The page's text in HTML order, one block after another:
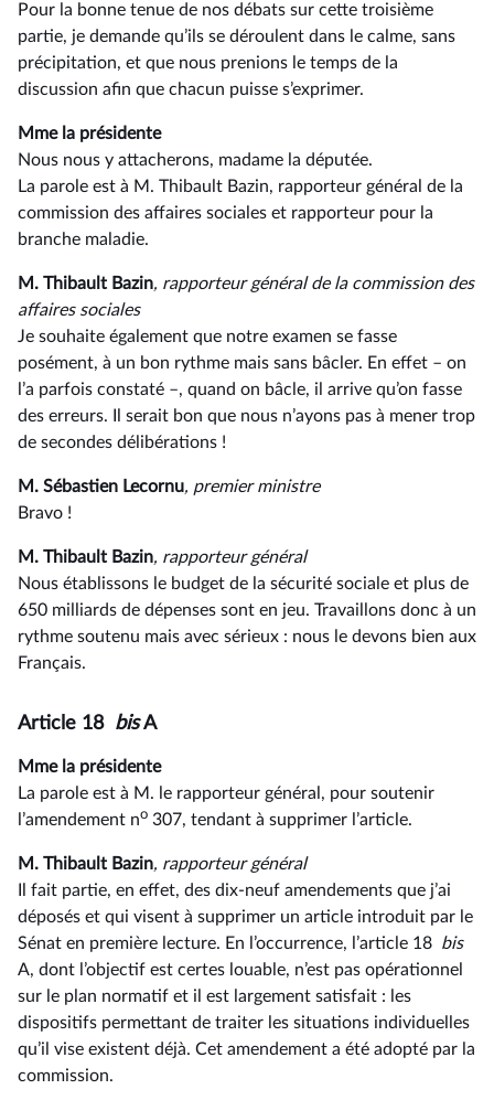
Pour la bonne tenue de nos débats sur cette troisième
partie, je demande qu’ils se déroulent dans le calme, sans
précipitation, et que nous prenions le temps de la
discussion afin que chacun puisse s’exprimer.
Mme la présidente
Nous nous y attacherons, madame la députée.
La parole est à M. Thibault Bazin, rapporteur général de la
commission des affaires sociales et rapporteur pour la
branche maladie.
M. Thibault Bazin, rapporteur général de la commission des
affaires sociales
Je souhaite également que notre examen se fasse
posément, à un bon rythme mais sans bâcler. En effet –⁠ on
l’a parfois constaté –, quand on bâcle, il arrive qu’on fasse
des erreurs. Il serait bon que nous n’ayons pas à mener trop
de secondes délibérations !
M. Sébastien Lecornu, premier ministre
Bravo !
M. Thibault Bazin, rapporteur général
Nous établissons le budget de la sécurité sociale et plus de
650 milliards de dépenses sont en jeu. Travaillons donc à un
rythme soutenu mais avec sérieux : nous le devons bien aux
Français.
Article 18 bisA
Mme la présidente
La parole est à M. le rapporteur général, pour soutenir
l’amendement no 307, tendant à supprimer l’article.
M. Thibault Bazin, rapporteur général
Il fait partie, en effet, des dix-neuf amendements que j’ai
déposés et qui visent à supprimer un article introduit par le
Sénat en première lecture. En l’occurrence, l’article 18 bis
A, dont l’objectif est certes louable, n’est pas opérationnel
sur le plan normatif et il est largement satisfait : les
dispositifs permettant de traiter les situations individuelles
qu’il vise existent déjà. Cet amendement a été adopté par la
commission.